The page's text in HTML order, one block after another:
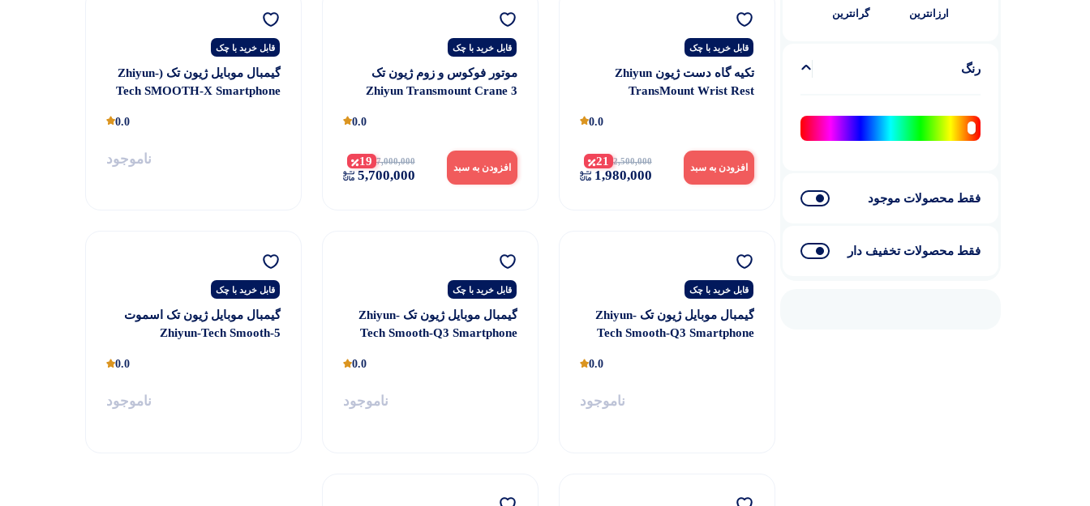
ارزانترین گرانترین
رنگ
فقط محصولات موجود
فقط محصولات تخفیف دار
تکیه گاه دست ژیون Zhiyun
TransMount Wrist Rest
0.0
افزودن به سبد
2,500,000
21
1,980,000
قابل خرید با چک
موتور فوکوس و زوم ژیون تک
Zhiyun Transmount Crane 3
0.0
افزودن به سبد
7,000,000
19
5,700,000
قابل خرید با چک
گیمبال موبایل ژیون تک (Zhiyun-
Tech SMOOTH-X Smartphone
0.0
ناموجود
قابل خرید با چک
گیمبال موبایل ژیون تک Zhiyun-
Tech Smooth-Q3 Smartphone
0.0
ناموجود
قابل خرید با چک
گیمبال موبایل ژیون تک Zhiyun-
Tech Smooth-Q3 Smartphone
0.0
ناموجود
قابل خرید با چک
گیمبال موبایل ژیون تک اسموت
Zhiyun-Tech Smooth-5
0.0
ناموجود
قابل خرید با چک